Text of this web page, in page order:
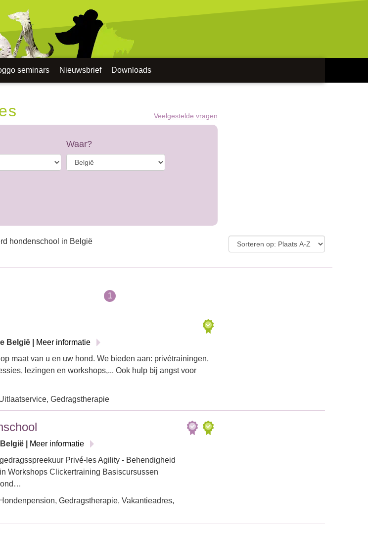
seminars Nieuwsbrief Downloads
Veelgestelde vragen
Waar?
hondenschool in België
1
België |
Meer informatie
maat van u en uw hond. We bieden aan: privétrainingen,
lezingen en workshops,... Ook hulp bij angst voor
Gedragstherapie
|
Meer informatie
Privé-les Agility - Behendigheid
Workshops Clickertraining Basiscursussen
Gedragstherapie, Vakantieadres,